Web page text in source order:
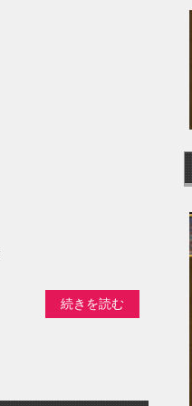
続きを読む